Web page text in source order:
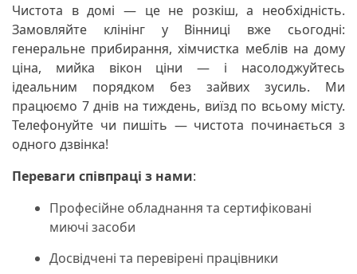
Чистота в домі — це не розкіш, а необхідність.
Замовляйте клінінг у Вінниці вже сьогодні:
генеральне прибирання, хімчистка меблів на дому
ціна, мийка вікон ціни — і насолоджуйтесь
ідеальним порядком без зайвих зусиль. Ми
працюємо 7 днів на тиждень, виїзд по всьому місту.
Телефонуйте чи пишіть — чистота починається з
одного дзвінка!
Переваги співпраці з нами:
Професійне обладнання та сертифіковані
миючі засоби
Досвідчені та перевірені працівники